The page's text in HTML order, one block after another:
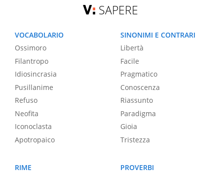
SAPERE
VOCABOLARIO
Ossimoro
Filantropo
Idiosincrasia
Pusillanime
Refuso
Neofita
Iconoclasta
Apotropaico
SINONIMI E CONTRARI
Libertà
Facile
Pragmatico
Conoscenza
Riassunto
Paradigma
Gioia
Tristezza
RIME
PROVERBI